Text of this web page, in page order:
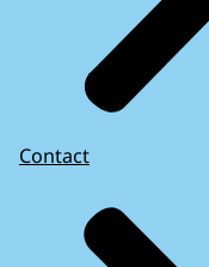
Contact